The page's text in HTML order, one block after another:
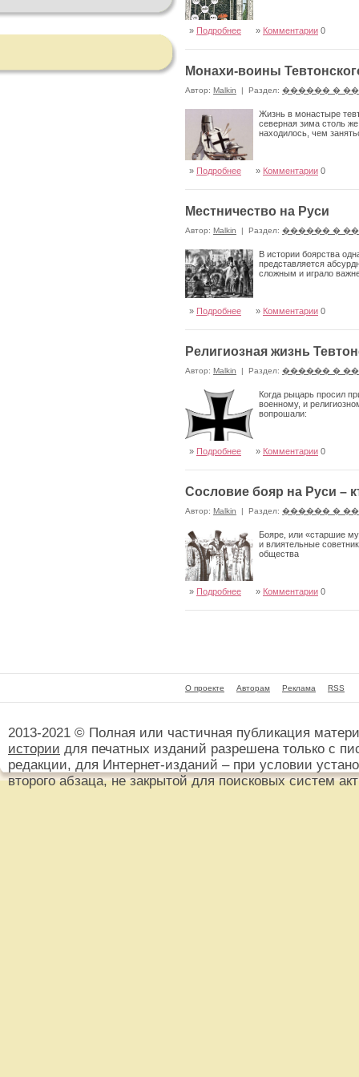
» Подробнее » Комментарии 0
Монахи-воины
Автор: Malkin | Раздел: ������ �
Жизнь в монастыре
северная зима столь
находилось, чем
» Подробнее » Комментарии 0
Местничество на Руси
Автор: Malkin | Раздел: ������ �
В истории боярства
представляется
сложным и играло
» Подробнее » Комментарии 0
Религиозная жизнь
Автор: Malkin | Раздел: ������ �
Когда рыцарь просил
военному, и
вопрошали:
» Подробнее » Комментарии 0
Сословие бояр на Руси –
Автор: Malkin | Раздел: ������ �
Бояре, или «старшие
и влиятельные
общества
» Подробнее » Комментарии 0
О проекте Авторам Реклама RSS
2013-2021 © Полная или частичная публикация
истории для печатных изданий разрешена только с
редакции, для Интернет-изданий – при условии
второго абзаца, не закрытой для поисковых систем